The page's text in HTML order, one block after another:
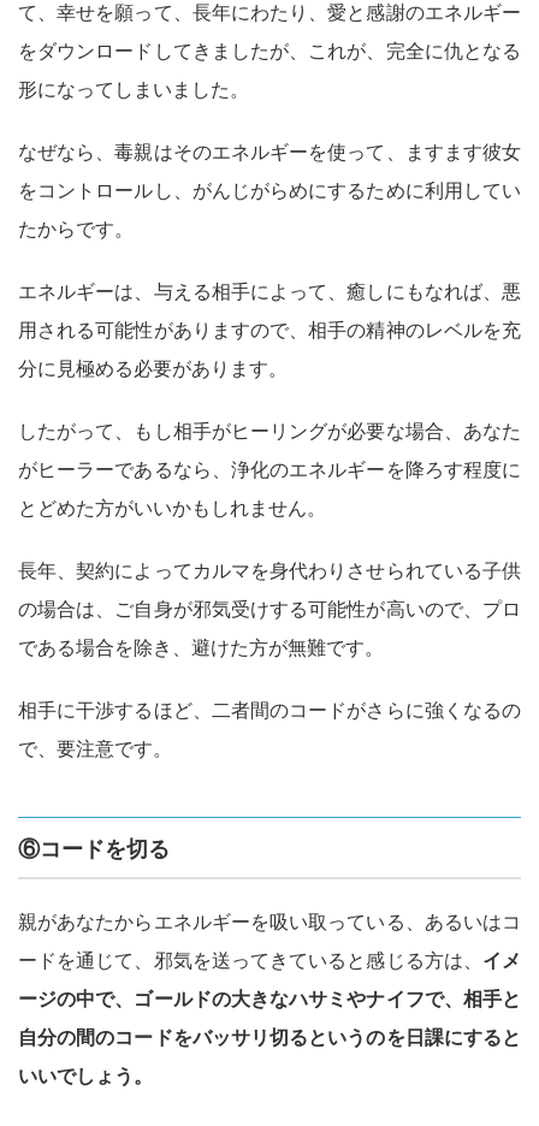
て、幸せを願って、長年にわたり、愛と感謝のエネルギー
をダウンロードしてきましたが、これが、完全に仇となる
形になってしまいました。
なぜなら、毒親はそのエネルギーを使って、ますます彼女
をコントロールし、がんじがらめにするために利用してい
たからです。
エネルギーは、与える相手によって、癒しにもなれば、悪
用される可能性がありますので、相手の精神のレベルを充
分に見極める必要があります。
したがって、もし相手がヒーリングが必要な場合、あなた
がヒーラーであるなら、浄化のエネルギーを降ろす程度に
とどめた方がいいかもしれません。
長年、契約によってカルマを身代わりさせられている子供
の場合は、ご自身が邪気受けする可能性が高いので、プロ
である場合を除き、避けた方が無難です。
相手に干渉するほど、二者間のコードがさらに強くなるの
で、要注意です。
⑥コードを切る
親があなたからエネルギーを吸い取っている、あるいはコ
ードを通じて、邪気を送ってきていると感じる方は、 イメ
ージの中で、ゴールドの大きなハサミやナイフで、相手と
自分の間のコードをバッサリ切るというのを日課にすると
いいでしょう。